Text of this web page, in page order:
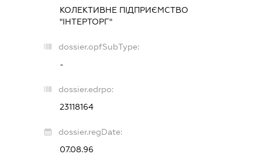
КОЛЕКТИВНЕ ПІДПРИЄМСТВО
"ІНТЕРТОРГ"
dossier.opfSubType:
-
dossier.edrpo:
23118164
dossier.regDate:
07.08.96